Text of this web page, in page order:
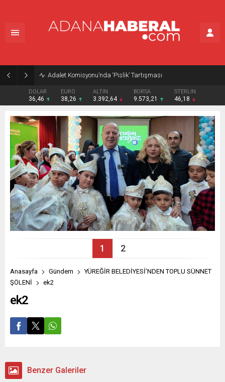
Adalet Komisyonu’nda ‘Pislik’ Tartışması
DOLAR
36,46
EURO
38,26
ALTIN
3.392,64
BORSA
9.573,21
STERLIN
46,18
1 2
Anasayfa Gündem
YÜREĞİR BELEDİYESİ’NDEN TOPLU SÜNNET
ŞÖLENİ
ek2
ek2
Benzer Galeriler